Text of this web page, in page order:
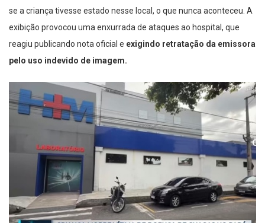
se a criança tivesse estado nesse local, o que nunca aconteceu. A
exibição provocou uma enxurrada de ataques ao hospital, que
reagiu publicando nota oficial e exigindo retratação da emissora
pelo uso indevido de imagem.